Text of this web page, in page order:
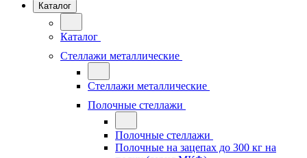
Каталог
Каталог
Стеллажи металлические
Стеллажи металлические
Полочные стеллажи
Полочные стеллажи
Полочные на зацепах до 300 кг на